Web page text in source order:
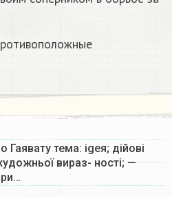
Гаявату тема: igeя; дійові
вираз- ності; —